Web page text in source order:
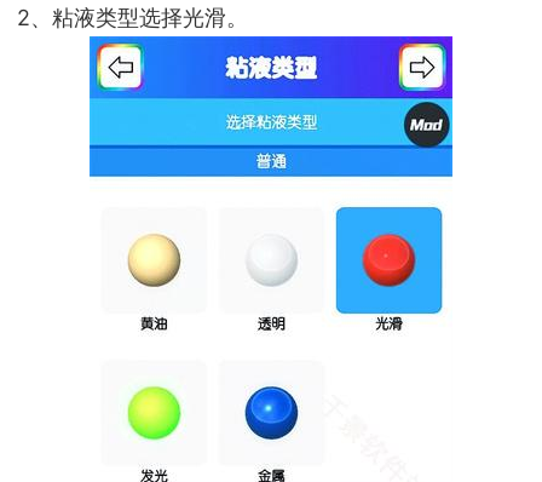
2、粘液类型选择光滑。